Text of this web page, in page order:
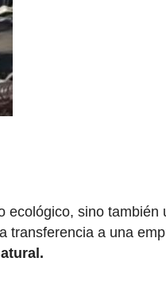
ecológico, sino también
transferencia a una